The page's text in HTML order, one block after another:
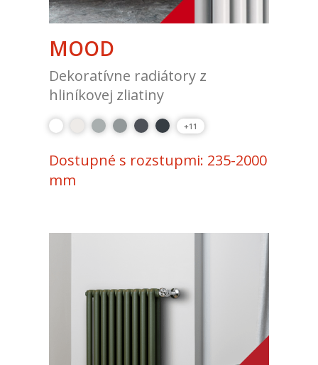
MOOD
Dekoratívne radiátory z
hliníkovej zliatiny
+11
Dostupné s rozstupmi: 235-2000
mm